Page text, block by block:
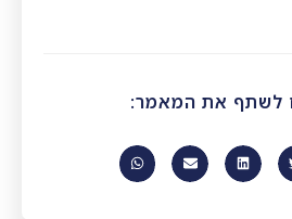
לשתף את המאמר: